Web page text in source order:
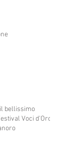
bellissimo
Voci d'Oro